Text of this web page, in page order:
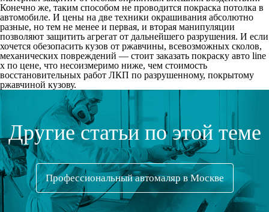
Конечно же, таким способом не проводится покраска потолка в
автомобиле. И цены на две техники окрашивания абсолютно
разные, но тем не менее и первая, и вторая манипуляции
позволяют защитить агрегат от дальнейшего разрушения. И если
хочется обезопасить кузов от ржавчины, всевозможных сколов,
механических повреждений — стоит заказать покраску авто line
x по цене, что несоизмеримо ниже, чем стоимость
восстановительных работ ЛКП по разрушенному, покрытому
ржавчиной кузову.
Другие статьи по этой теме
Профессиональный автомаляр в Москве